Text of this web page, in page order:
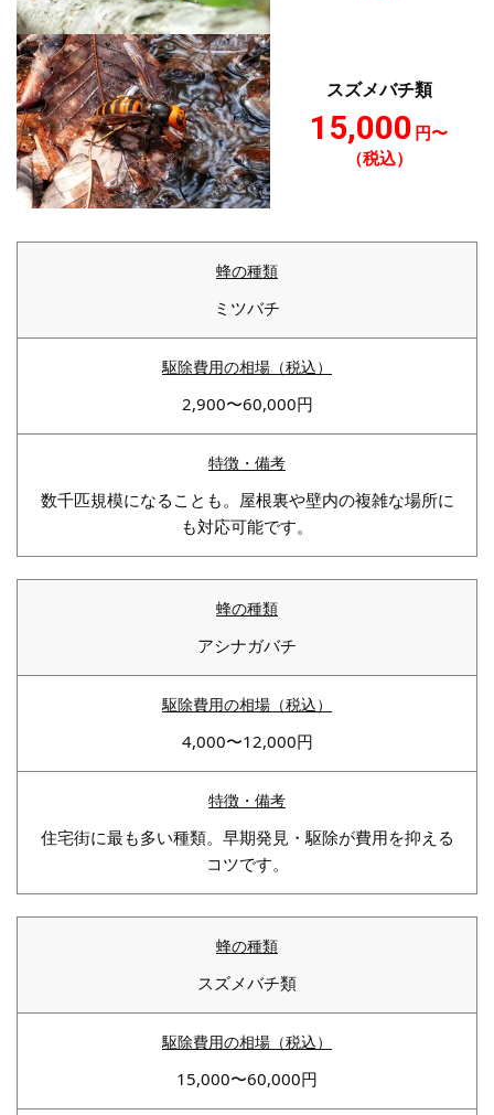
スズメバチ類
15,000 円〜
（税込）
ミツバチ
2,900〜60,000円
数千匹規模になることも。屋根裏や壁内の複雑な場所に
も対応可能です。
アシナガバチ
4,000〜12,000円
住宅街に最も多い種類。早期発見・駆除が費用を抑える
コツです。
スズメバチ類
15,000〜60,000円